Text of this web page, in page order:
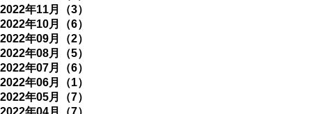
2022年11月（3）
2022年10月（6）
2022年09月（2）
2022年08月（5）
2022年07月（6）
2022年06月（1）
2022年05月（7）
2022年04月（7）